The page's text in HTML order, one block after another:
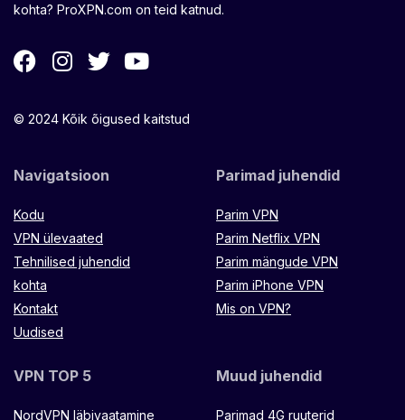
kohta? ProXPN.com on teid katnud.
© 2024 Kõik õigused kaitstud
Navigatsioon
Kodu
VPN ülevaated
Tehnilised juhendid
kohta
Kontakt
Uudised
Parimad juhendid
Parim VPN
Parim Netflix VPN
Parim mängude VPN
Parim iPhone VPN
Mis on VPN?
VPN TOP 5
NordVPN läbivaatamine
Muud juhendid
Parimad 4G ruuterid